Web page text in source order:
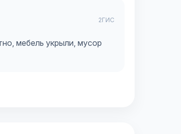
2ГИС
мебель укрыли, мусор